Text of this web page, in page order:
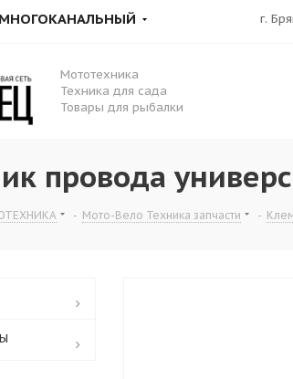
МНОГОКАНАЛЬНЫЙ г.
Мототехника
Техника для сада
Товары для рыбалки
провода
- Мото-Вело Техника запчасти -